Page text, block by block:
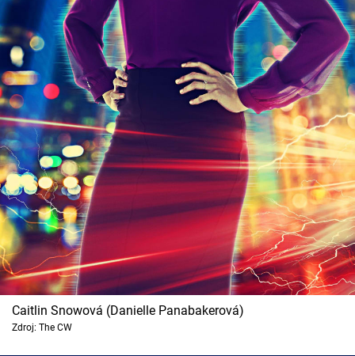
Caitlin Snowová (Danielle Panabakerová)
Zdroj: The CW